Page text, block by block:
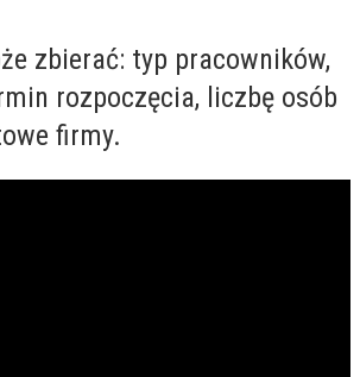
zbierać: typ pracowników,
rozpoczęcia, liczbę osób
firmy.